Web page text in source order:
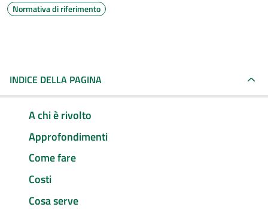
Normativa di riferimento
INDICE DELLA PAGINA
A chi è rivolto
Approfondimenti
Come fare
Costi
Cosa serve